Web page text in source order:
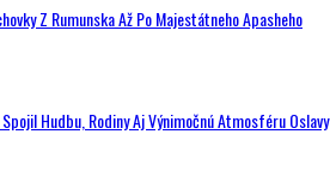
Z Rumunska Až Po Majestátneho Apasheho
Hudbu, Rodiny Aj Výnimočnú Atmosféru Oslavy